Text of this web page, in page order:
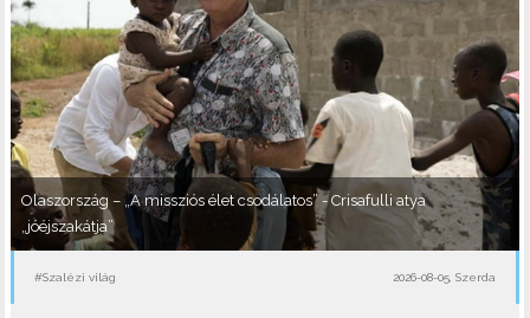
Olaszország – „A missziós élet csodálatos” - Crisafulli atya
„jóéjszakátja”
#Szalézi világ 2026-08-05, Szerda